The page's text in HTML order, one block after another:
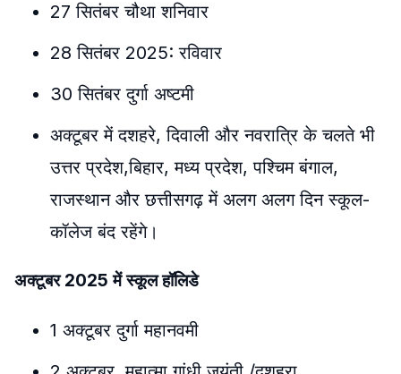
27 सितंबर चौथा शनिवार
28 सितंबर 2025: रविवार
30 सितंबर दुर्गा अष्टमी
अक्टूबर में दशहरे, दिवाली और नवरात्रि के चलते भी
उत्तर प्रदेश,बिहार, मध्य प्रदेश, पश्चिम बंगाल,
राजस्थान और छत्तीसगढ़ में अलग अलग दिन स्कूल-
कॉलेज बंद रहेंगे।
अक्टूबर 2025 में स्कूल हॉलिडे
1 अक्टूबर दुर्गा महानवमी